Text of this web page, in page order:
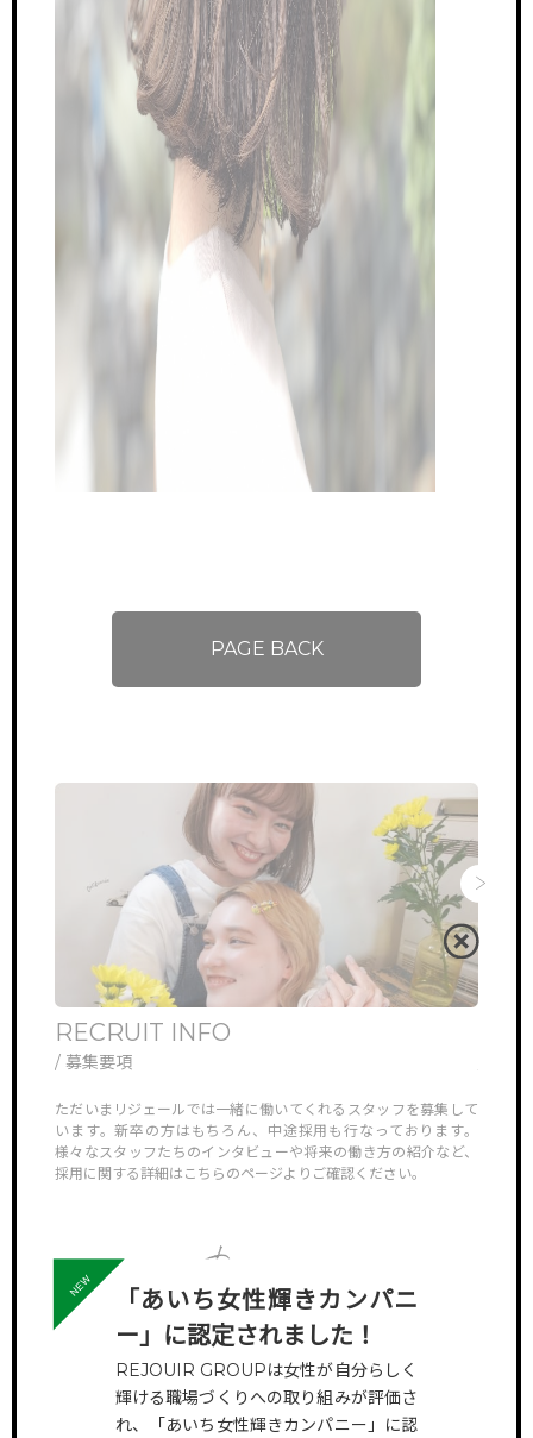
「あいち女性輝きカンパニ
ー」に認定されました！
REJOUIR GROUPは女性が自分らしく
輝ける職場づくりへの取り組みが評価さ
れ、「あいち女性輝きカンパニー」に認
PAGE BACK
RECRUIT INFO
/ 募集要項
ただいまリジェールでは一緒に働いてくれるスタッフを募集して
います。新卒の方はもちろん、中途採用も行なっております。
様々なスタッフたちのインタビューや将来の働き方の紹介など、
採用に関する詳細はこちらのページよりご確認ください。
CONTACT
サロン見学のお申し込みや
お問い合わせはコチラ